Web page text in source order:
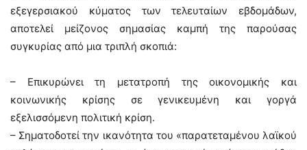
εξεγερσιακού κύματος των τελευταίων εβδομάδων,
αποτελεί μείζονος σημασίας καμπή της παρούσας
συγκυρίας από μια τριπλή σκοπιά:
– Επικυρώνει τη μετατροπή της οικονομικής και
κοινωνικής κρίσης σε γενικευμένη και γοργά
εξελισσόμενη πολιτική κρίση.
– Σηματοδοτεί την ικανότητα του «παρατεταμένου λαϊκού